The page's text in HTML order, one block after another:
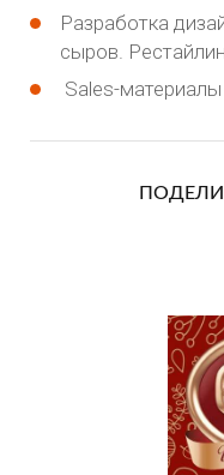
Разработка
сыров.
Sales-материалы